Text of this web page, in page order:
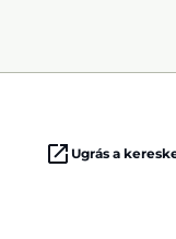
Ugrás a